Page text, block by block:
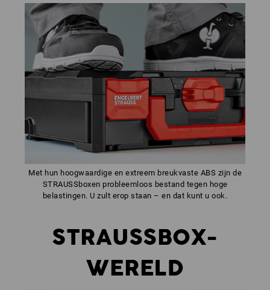
Met hun hoogwaardige en extreem breukvaste ABS zijn de
STRAUSSboxen probleemloos bestand tegen hoge
belastingen. U zult erop staan – en dat kunt u ook.
STRAUSSBOX-
WERELD